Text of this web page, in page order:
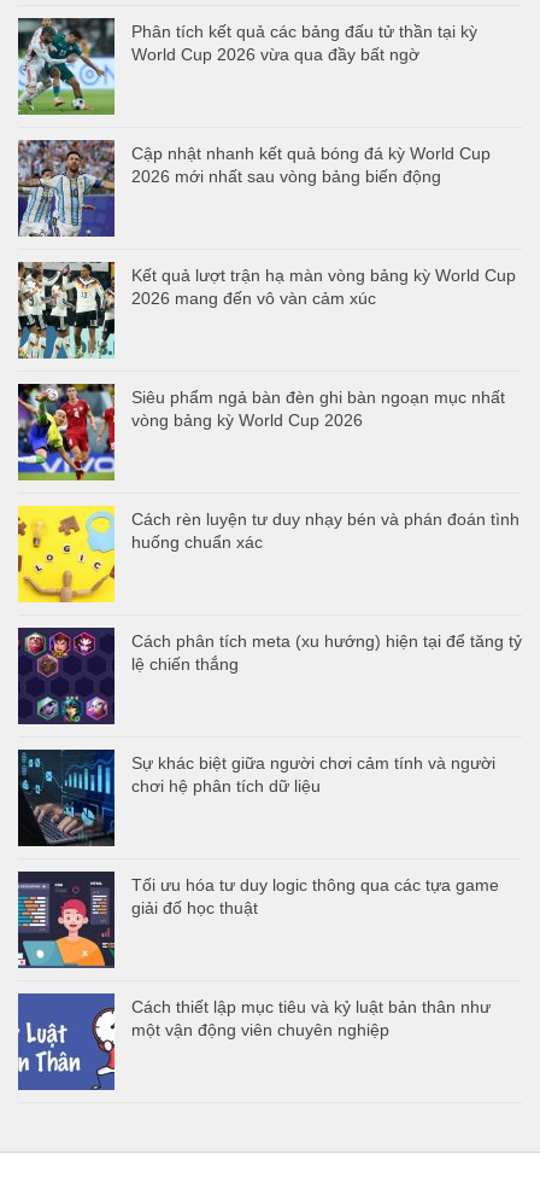
Phân tích kết quả các bảng đấu tử thần tại kỳ
World Cup 2026 vừa qua đầy bất ngờ
Cập nhật nhanh kết quả bóng đá kỳ World Cup
2026 mới nhất sau vòng bảng biến động
Kết quả lượt trận hạ màn vòng bảng kỳ World Cup
2026 mang đến vô vàn cảm xúc
Siêu phẩm ngả bàn đèn ghi bàn ngoạn mục nhất
vòng bảng kỳ World Cup 2026
Cách rèn luyện tư duy nhạy bén và phán đoán tình
huống chuẩn xác
Cách phân tích meta (xu hướng) hiện tại để tăng tỷ
lệ chiến thắng
Sự khác biệt giữa người chơi cảm tính và người
chơi hệ phân tích dữ liệu
Tối ưu hóa tư duy logic thông qua các tựa game
giải đố học thuật
Cách thiết lập mục tiêu và kỷ luật bản thân như
một vận động viên chuyên nghiệp